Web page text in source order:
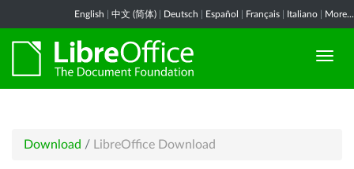
English 中文 (简体) Deutsch Español Français Italiano More...
Download / LibreOffice Download